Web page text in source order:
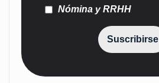
Nómina y RRHH
Suscribirse